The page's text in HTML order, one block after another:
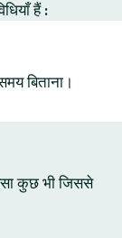
हैं :
बिताना।
कुछ भी जिससे